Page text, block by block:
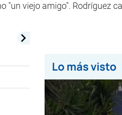
"un viejo amigo". Rodríguez
Lo más visto